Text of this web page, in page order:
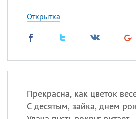
Открытка
Прекрасна, как цветок
С десятым, зайка, днем